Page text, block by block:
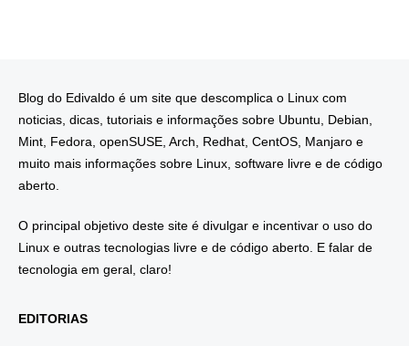
Blog do Edivaldo é um site que descomplica o Linux com
noticias, dicas, tutoriais e informações sobre Ubuntu, Debian,
Mint, Fedora, openSUSE, Arch, Redhat, CentOS, Manjaro e
muito mais informações sobre Linux, software livre e de código
aberto.
O principal objetivo deste site é divulgar e incentivar o uso do
Linux e outras tecnologias livre e de código aberto. E falar de
tecnologia em geral, claro!
EDITORIAS